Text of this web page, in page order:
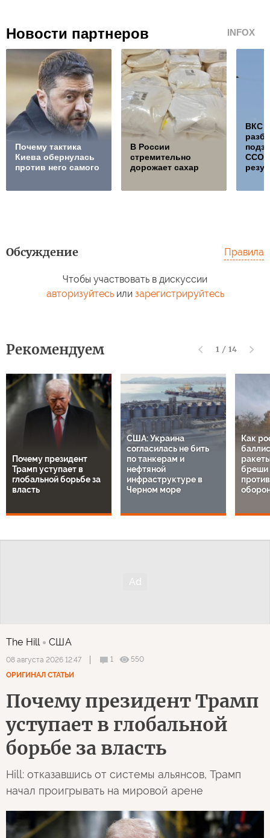
Новости партнеров INFOX
Почему тактика
Киева обернулась
против него самого
В России
стремительно
дорожает сахар
ВКС
ССО,
Обсуждение Правила
Чтобы участвовать в дискуссии
авторизуйтесьили зарегистрируйтесь
Рекомендуем 1 / 14
Почему президент
Трамп уступает в
глобальной борьбе за
власть
США: Украина
согласилась не бить
по танкерам и
нефтяной
инфраструктуре в
Черном море
Как
бреши
The Hill США
08 августа 2026 12:47 1
550
ОРИГИНАЛ СТАТЬИ
Почему президент Трамп
уступает в глобальной
борьбе за власть
Hill: отказавшись от системы альянсов, Трамп
начал проигрывать на мировой арене